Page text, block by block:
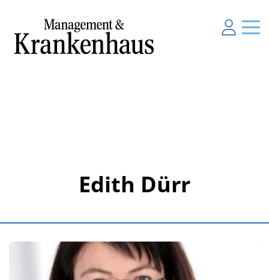
Edith Dürr